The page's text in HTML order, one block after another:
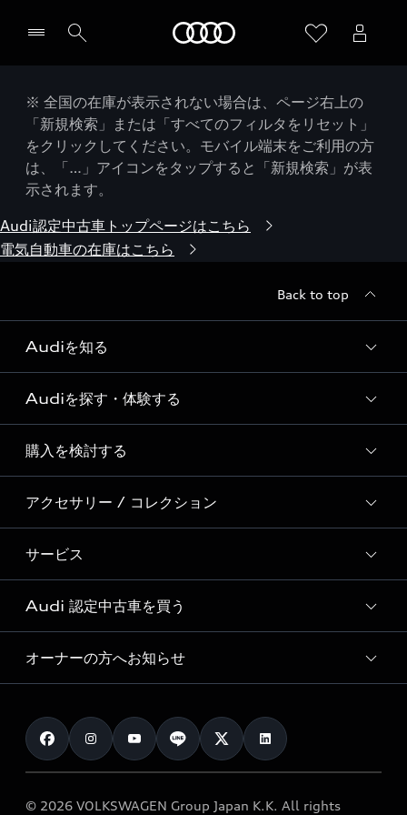
※ 全国の在庫が表示されない場合は、ページ右上の
「新規検索」または「すべてのフィルタをリセット」
をクリックしてください。モバイル端末をご利用の方
は、「…」アイコンをタップすると「新規検索」が表
示されます。
Audi認定中古車トップページはこちら
電気自動車の在庫はこちら
Back to top
Audiを知る
Audi ブランド
Story of Progress
Audi Sport
Formula 1®
デジタルサービス
Audiを探す・体験する
ディーラー検索
新車在庫検索
試乗車・展示車検索
見積り依頼
試乗予約
購入を検討する
モデル一覧
特別仕様モデル / 限定モデル
e-tronラインアップ
価格シミュレーション
車両比較
カタログ一覧
アクセサリー / コレクション
純正アクセサリー
オンラインショップ
Audi collection
アウディナビアプリ
サービス
サービス入庫予約
サービスプログラム
メンテナンス
車検 / 定期点検
e-tronアフターサポート
Audi 認定中古車を買う
Audi認定中古車
クオリティ
保証
メンテナンス
オーナーの方へお知らせ
お知らせ
オーナー様向けキャンペーン
© 2026 VOLKSWAGEN Group Japan K.K. All rights